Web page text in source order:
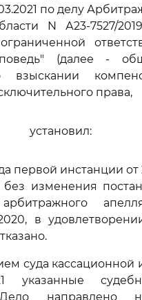
по делу
N А23-7527/
(далее -
взыскании
права,
установил:
первой инстанции от
изменения
в
суда кассационной
указанные
направлено